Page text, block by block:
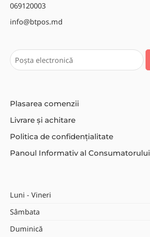
069120003
info@btpos.md
Plasarea comenzii
Livrare și achitare
Politica de confidențialitate
Panoul Informativ al Consumatorului
Luni - Vineri
Sâmbata
Duminică